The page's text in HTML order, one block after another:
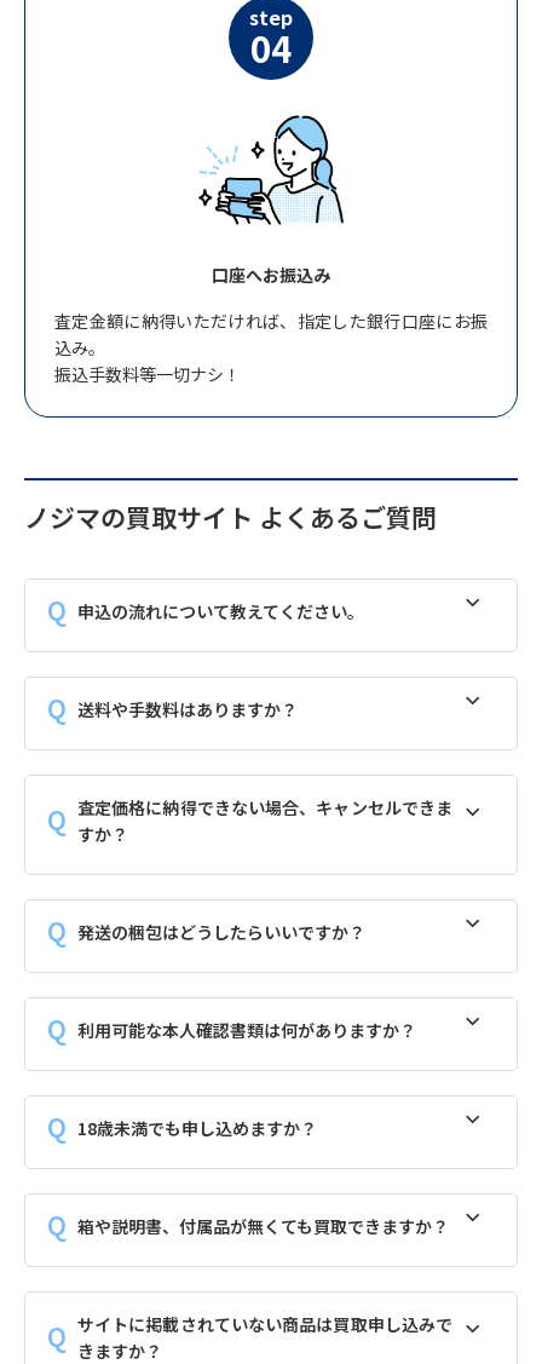
step
04
口座へお振込み
査定金額に納得いただければ、指定した銀行口座にお振
込み。
振込手数料等一切ナシ！
ノジマの買取サイト よくあるご質問
申込の流れについて教えてください。
送料や手数料はありますか？
査定価格に納得できない場合、キャンセルできま
すか？
発送の梱包はどうしたらいいですか？
利用可能な本人確認書類は何がありますか？
18歳未満でも申し込めますか？
箱や説明書、付属品が無くても買取できますか？
サイトに掲載されていない商品は買取申し込みで
きますか？